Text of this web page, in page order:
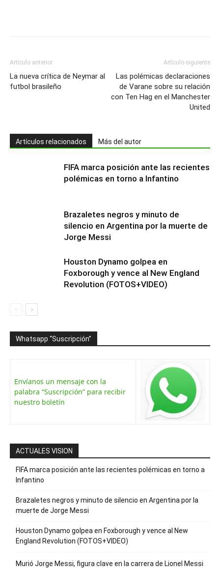
Artículo anterior
La nueva crítica de Neymar al
futbol brasileño
Artículo siguiente
Las polémicas declaraciones
de Varane sobre su relación
con Ten Hag en el Manchester
United
Artículos relacionados Más del autor
FIFA marca posición ante las recientes
polémicas en torno a Infantino
Brazaletes negros y minuto de
silencio en Argentina por la muerte de
Jorge Messi
Houston Dynamo golpea en
Foxborough y vence al New England
Revolution (FOTOS+VIDEO)
Whatsapp “Suscripción”
Envíanos un mensaje con la
palabra “Suscripción” para recibir
nuestro boletín
ACTUALES VISION
FIFA marca posición ante las recientes polémicas en torno a
Infantino
Brazaletes negros y minuto de silencio en Argentina por la
muerte de Jorge Messi
Houston Dynamo golpea en Foxborough y vence al New
England Revolution (FOTOS+VIDEO)
Murió Jorge Messi, figura clave en la carrera de Lionel Messi